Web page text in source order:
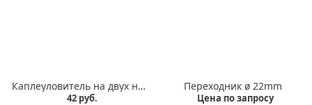
Каплеуловитель на двух ножках
42 руб.
Переходник ø 22mm
Цена по запросу